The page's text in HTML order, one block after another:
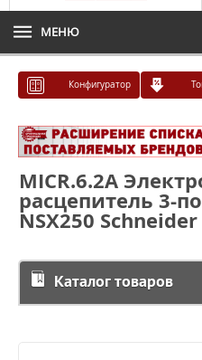
МЕНЮ
Конфигуратор
MICR.6.2A
расцепитель 3-
NSX250
Каталог товаров